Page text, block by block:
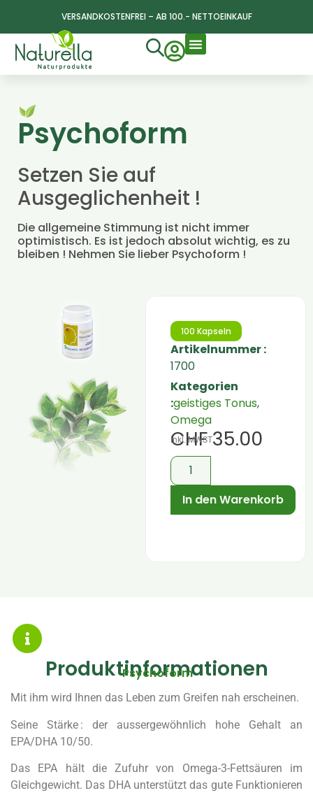
VERSANDKOSTENFREI – AB 100.- NETTOEINKAUF
Psychoform
Setzen Sie auf
Ausgeglichenheit !
Die allgemeine Stimmung ist nicht immer
optimistisch. Es ist jedoch absolut wichtig, es zu
bleiben ! Nehmen Sie lieber Psychoform !
100 Kapseln
Artikelnummer :
1700
Kategorien
:geistiges Tonus,
Omega
CHF35.00
inkl. MWST
In den Warenkorb
Produktinformationen
Psychoform
Mit ihm wird Ihnen das Leben zum Greifen nah erscheinen.
Seine Stärke : der aussergewöhnlich hohe Gehalt an
EPA/DHA 10/50.
Das EPA hält die Zufuhr von Omega-3-Fettsäuren im
Gleichgewicht. Das DHA unterstützt das gute Funktionieren